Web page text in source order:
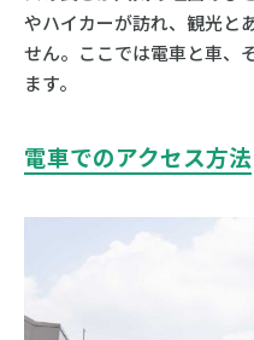
やハイカーが訪れ、観光と
せん。ここでは電車と車、
ます。
電車でのアクセス方法